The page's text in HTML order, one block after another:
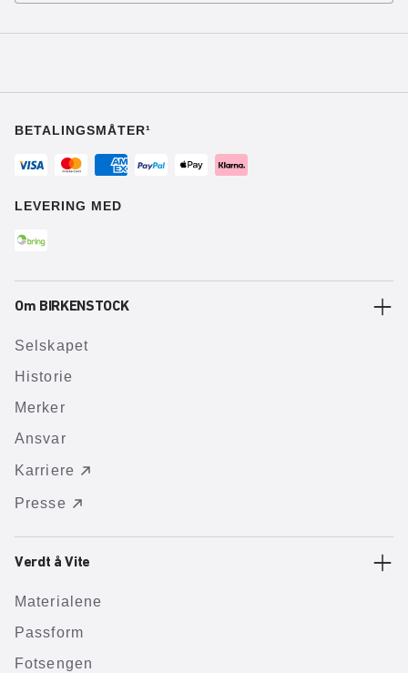
BETALINGSMÅTER¹
LEVERING MED
Om BIRKENSTOCK
Selskapet
Historie
Merker
Ansvar
Karriere
Presse
Verdt å Vite
Materialene
Passform
Fotsengen